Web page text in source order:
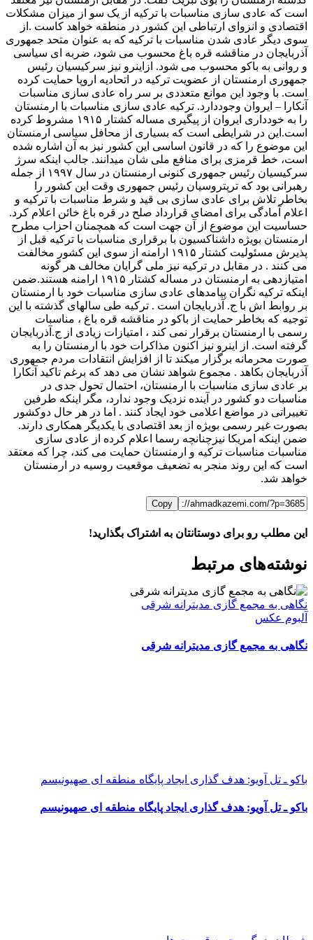
است که عادی سازی مناسبات با ترکیه از یک سو از میزان مشکلات
اقتصادی و انزوای ارتباطی این کشور در منطقه خواهد کاست .از
سوی دیگر عادی شدن مناسبات با ترکیه که به عنوان متحد جمهوری
آذربایجان در مناقشه قره باغ محسوب می شود، ضربه ای سیاسی
و روانی به باکو محسوب می شود. ازاینرو نیز سرکیسیان رئیس
جمهوری ارمنستان از عضویت ترکیه در اتحادیه اروپا حمایت کرده
است. با وجود این موانع متعددی بر سر راه عادی سازی مناسبات
آنکارا – ایروان وجوددارد. ترکیه عادی سازی مناسبات با ارمنستان
را به خودداری ایروان از پیگیری مساله کشتار ۱۹۱۵ مشروط کرده
است.این در شرایطی است که بسیاری از محافل سیاسی ارمنستان
این موضوع را که در قانون اساسی این کشور نیز به آن اشاره شده
است، خط قرمزی برای منافع ملی شان میدانند. جالب اینکه سرژ
سرکیسیان رئیس جمهوری کنونی ارمنستان در سال ۱۹۹۷ از جمله
رهبرانی بود که ترپتروسیان رئیس جمهوری وقت این کشور را
بخاطر تلاش برای عادی سازی بی قید و شرط مناسبات با ترکیه و
اعلام آمادگی برای امضای قرارداد صلح در قره باغ خائن اعلام کرد.
حساسیت این موضوع از آن جهت است که همچمنان احزاب مطرح
ارمنستان بویژه داشناکسیون با برقراری مناسبات با ترکیه قبل از
پذیرش مسئولیت کشتار ۱۹۱۵ ارامنه از سوی این کشور مخالفت
می کنند . در مقابل در ترکیه نیز ملی گرایان مخالف هر گونه
امتیازدهی به ارمنستان در مساله کشتار ۱۹۱۵ ارامنه هستند.ضمن
اینکه ترکیه نگران پیامدهای عادی سازی مناسبات خود با ارمنستان
بر روابط اش با ج. آذربایجان است . ترکیه طی سالهای گذشته با این
توجیه که بخاطر حمایت از باکو در مناقشه قره باغ ، مناسبات
رسمی با ارمنستان برقرار نمی کند ، امتیازات زیادی از ج.آذربایجان
گرفته است. از اینرو نیز اکنون مذاکرات خود با ارمنستان را به
صورت محرمانه برگزار میکند تا از افزایش انتقادات مردم جمهوری
آذربایجان بکاهد . مجموع شواهد نشان می دهد که برغم تاکید آنکارا
بر عادی سازی مناسبات با ارمنستان، احتمال تحول جدی در
مناسبات دو کشور در آینده نزدیک وجود ندارد، مگر اینکه طرفین
تغییراتی در مواضع اعلامی خود ایجاد کنند . اما در هر حال دوکشور
بصورت غیر رسمی بویژه از بعد اقتصادی با یکدیگر همکاری دارند.
ضمن اینکه امریکا نیزچنانچه رسما اعلام کرده از عادی سازی
مناسبات مناسبات ترکیه و ارمنستان حمایت می کند، چرا که معتقد
است که این روند منجر به تضعیف موقعیت روسیه در ارمنستان
خواهد شد.
Copy
این مطلب رو برای دوستانتان به اشتراک بگذارید!
FacebookX
LinkedIn
WhatsApp
Telegram
ایمیل
نوشته‌‌های مرتبط
نگاهی به مجمع گازی مدیترانه شرقی
آلبوم عکس
نگاهی به مجمع گازی مدیترانه شرقی
باکو ـ تل آویو: هدف گذاری ایجاد پایگاه منطقه ای صهیونیسم
باکو ـ تل آویو: هدف گذاری ایجاد پایگاه منطقه ای صهیونیسم